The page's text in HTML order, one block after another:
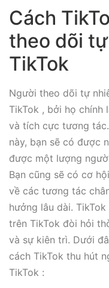
Cách
theo dõi
TikTok
Người theo dõi tự
TikTok , bởi họ chính
và tích cực tương
này, bạn sẽ có được
được một lượng
Bạn cũng sẽ có cơ
về các tương tác
hưởng lâu dài.
trên TikTok đòi hỏi
và sự kiên trì. Dưới
cách TikTok thu hút
TikTok :